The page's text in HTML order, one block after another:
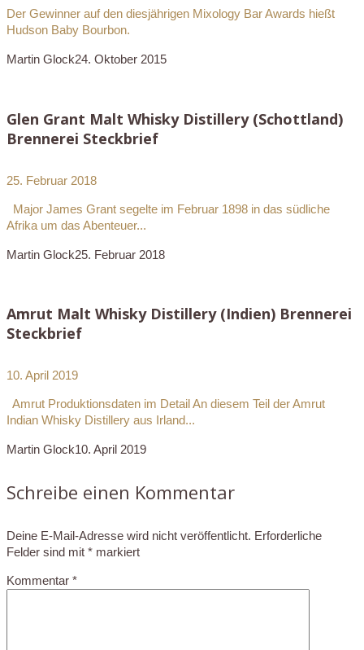
Der Gewinner auf den diesjährigen Mixology Bar Awards hießt
Hudson Baby Bourbon.
Martin Glock24. Oktober 2015
Glen Grant Malt Whisky Distillery (Schottland)
Brennerei Steckbrief
25. Februar 2018
Major James Grant segelte im Februar 1898 in das südliche
Afrika um das Abenteuer...
Martin Glock25. Februar 2018
Amrut Malt Whisky Distillery (Indien) Brennerei
Steckbrief
10. April 2019
Amrut Produktionsdaten im Detail An diesem Teil der Amrut
Indian Whisky Distillery aus Irland...
Martin Glock10. April 2019
Schreibe einen Kommentar
Deine E-Mail-Adresse wird nicht veröffentlicht. Erforderliche
Felder sind mit * markiert
Kommentar *